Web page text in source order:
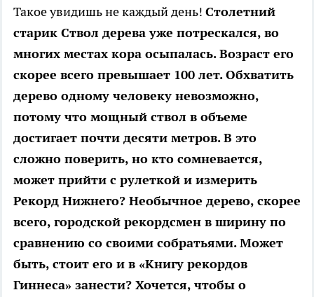
Такое увидишь не каждый день! Столетний
старик Ствол дерева уже потрескался, во
многих местах кора осыпалась. Возраст его
скорее всего превышает 100 лет. Обхватить
дерево одному человеку невозможно,
потому что мощный ствол в объеме
достигает почти десяти метров. В это
сложно поверить, но кто сомневается,
может прийти с рулеткой и измерить
Рекорд Нижнего? Необычное дерево, скорее
всего, городской рекордсмен в ширину по
сравнению со своими собратьями. Может
быть, стоит его и в «Книгу рекордов
Гиннеса» занести? Хочется, чтобы о